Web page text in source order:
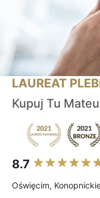
LAUREAT
Kupuj Tu
8.7
Oświęcim,